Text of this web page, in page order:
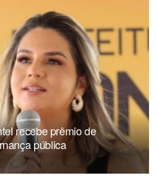
recebe prêmio de
pública